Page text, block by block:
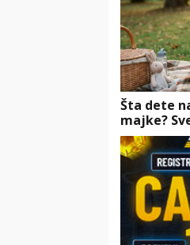
Šta dete
majke?